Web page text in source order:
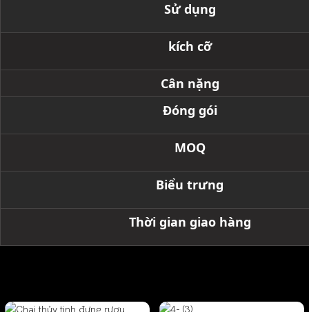
Sử dụng
kích cỡ
Cân nặng
Đóng gói
MOQ
Biểu trưng
Thời gian giao hàng